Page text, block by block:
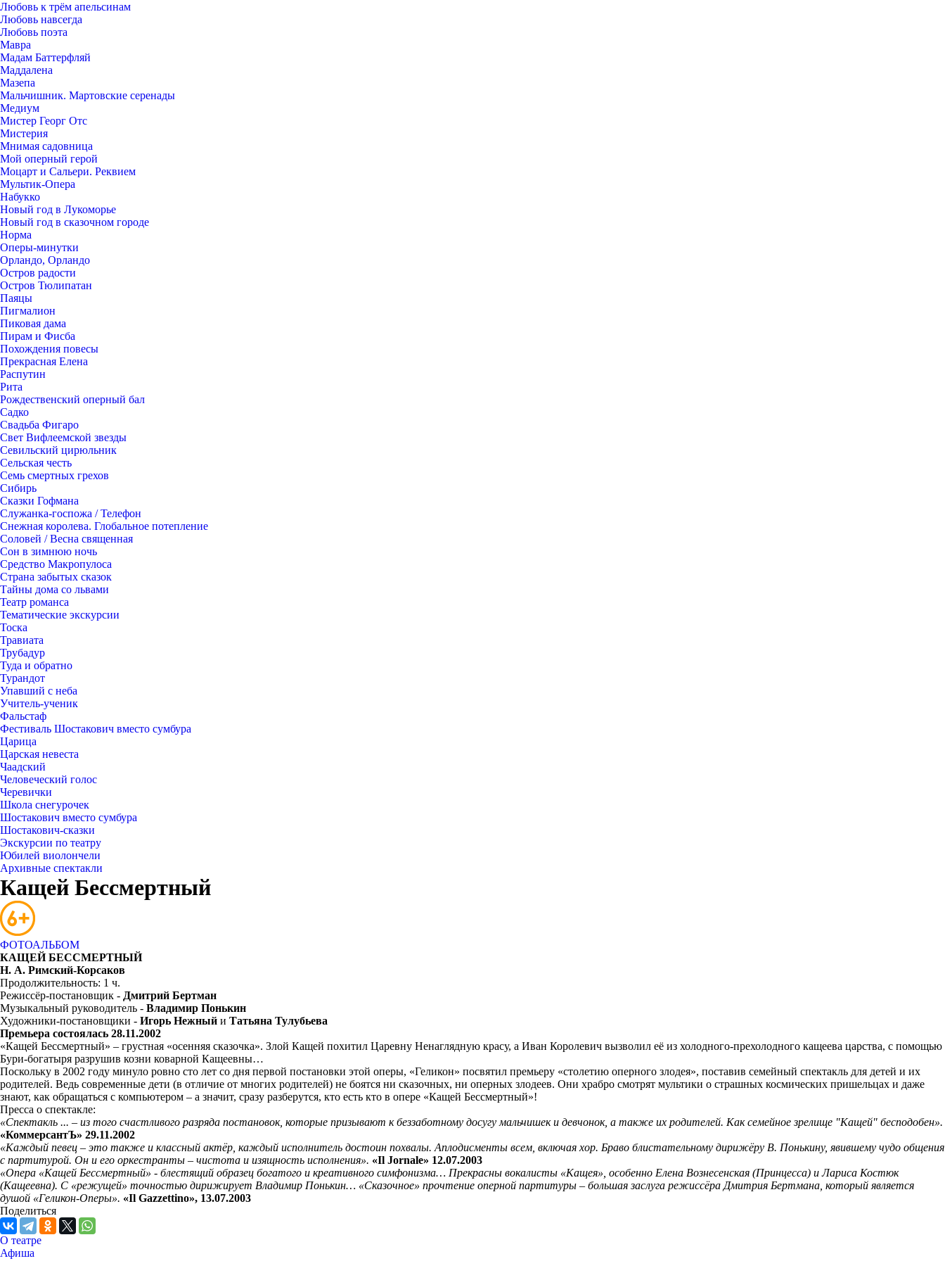
Любовь к трём апельсинам
Любовь навсегда
Любовь поэта
Мавра
Мадам Баттерфляй
Маддалена
Мазепа
Мальчишник. Мартовские серенады
Медиум
Мистер Георг Отс
Мистерия
Мнимая садовница
Мой оперный герой
Моцарт и Сальери. Реквием
Мультик-Опера
Набукко
Новый год в Лукоморье
Новый год в сказочном городе
Норма
Оперы-минутки
Орландо, Орландо
Остров радости
Остров Тюлипатан
Паяцы
Пигмалион
Пиковая дама
Пирам и Фисба
Похождения повесы
Прекрасная Елена
Распутин
Рита
Рождественский оперный бал
Садко
Свадьба Фигаро
Свет Вифлеемской звезды
Севильский цирюльник
Сельская честь
Семь смертных грехов
Сибирь
Сказки Гофмана
Служанка-госпожа / Телефон
Снежная королева. Глобальное потепление
Соловей / Весна священная
Сон в зимнюю ночь
Средство Макропулоса
Страна забытых сказок
Тайны дома со львами
Театр романса
Тематические экскурсии
Тоска
Травиата
Трубадур
Туда и обратно
Турандот
Упавший с неба
Учитель-ученик
Фальстаф
Фестиваль Шостакович вместо сумбура
Царица
Царская невеста
Чаадский
Человеческий голос
Черевички
Школа снегурочек
Шостакович вместо сумбура
Шостакович-сказки
Экскурсии по театру
Юбилей виолончели
Архивные спектакли
Кащей Бессмертный
​ФОТОАЛЬБОМ
КАЩЕЙ БЕССМЕРТНЫЙ
Н. А. Римский-Корсаков
Продолжительность: 1 ч.
Режиссёр-постановщик - Дмитрий Бертман
Музыкальный руководитель - Владимир Понькин
Художники-постановщики - Игорь Нежный и Татьяна Тулубьева
Премьера состоялась 28.11.2002
«Кащей Бессмертный» – грустная «осенняя сказочка». Злой Кащей похитил Царевну Ненаглядную красу, а Иван Королевич вызволил её из холодного-прехолодного кащеева царства, с помощью
Бури-богатыря разрушив козни коварной Кащеевны…
Поскольку в 2002 году минуло ровно сто лет со дня первой постановки этой оперы, «Геликон» посвятил премьеру «столетию оперного злодея», поставив семейный спектакль для детей и их
родителей. Ведь современные дети (в отличие от многих родителей) не боятся ни сказочных, ни оперных злодеев. Они храбро смотрят мультики о страшных космических пришельцах и даже
знают, как обращаться с компьютером – а значит, сразу разберутся, кто есть кто в опере «Кащей Бессмертный»!
Пресса о спектакле:
«Спектакль ... – из того счастливого разряда постановок, которые призывают к беззаботному досугу мальчишек и девчонок, а также их родителей. Как семейное зрелище "Кащей" бесподобен».
«КоммерсантЪ» 29.11.2002
«Каждый певец – это также и классный актёр, каждый исполнитель достоин похвалы. Аплодисменты всем, включая хор. Браво блистательному дирижёру В. Понькину, явившему чудо общения
с партитурой. Он и его оркестранты – чистота и изящность исполнения». «Il Jornale» 12.07.2003
«Опера «Кащей Бессмертный» - блестящий образец богатого и креативного симфонизма… Прекрасны вокалисты «Кащея», особенно Елена Вознесенская (Принцесса) и Лариса Костюк
(Кащеевна). С «режущей» точностью дирижирует Владимир Понькин… «Сказочное» прочтение оперной партитуры – большая заслуга режиссёра Дмитрия Бертмана, который является
душой «Геликон-Оперы». «Il Gazzettino», 13.07.2003
Поделиться
О театре
Афиша